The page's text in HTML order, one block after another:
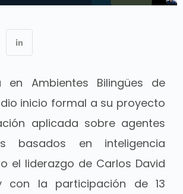
en Ambientes Bilingües de
inicio formal a su proyecto
aplicada sobre agentes
basados en inteligencia
el liderazgo de Carlos David
con la participación de 13